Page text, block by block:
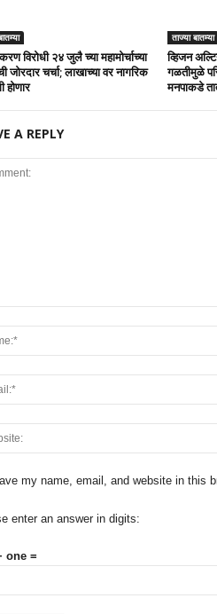
विरोधी २४ जुलै च्या महामोर्चाच्या
जोरदार चर्चा; लाखाच्या वर नागरिक
होणार
ताज्या बातम्या
व्हिजन
गळतीमुळे
मनपाकडे
A REPLY
my name, email, and website in this
enter an answer in digits:
one =